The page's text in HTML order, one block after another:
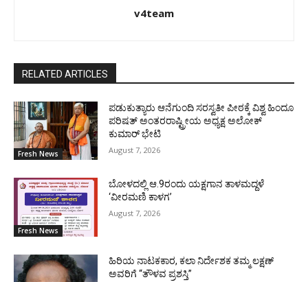
v4team
RELATED ARTICLES
Fresh News
ಪಡುಕುತ್ಯಾರು ಆನೆಗುಂದಿ ಸರಸ್ವತೀ ಪೀಠಕ್ಕೆ ವಿಶ್ವ ಹಿಂದೂ
ಪರಿಷತ್ ಅಂತರರಾಷ್ಟ್ರೀಯ ಅಧ್ಯಕ್ಷ ಅಲೋಕ್
ಕುಮಾರ್ ಭೇಟಿ
August 7, 2026
Fresh News
ಬೋಳದಲ್ಲಿ ಆ.9ರಂದು ಯಕ್ಷಗಾನ ತಾಳಮದ್ದಳೆ
‘ವೀರಮಣಿ ಕಾಳಗ’
August 7, 2026
ಹಿರಿಯ ನಾಟಕಕಾರ, ಕಲಾ ನಿರ್ದೇಶಕ ತಮ್ಮ ಲಕ್ಷಣ್
ಅವರಿಗೆ “ತೌಳವ ಪ್ರಶಸ್ತಿ”